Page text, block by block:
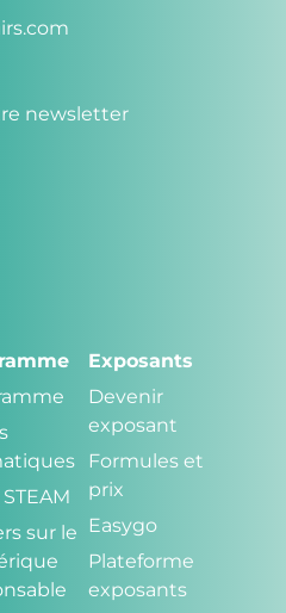
newsletter
sur le
Exposants
Devenir
exposant
Formules et
prix
Easygo
Plateforme
exposants